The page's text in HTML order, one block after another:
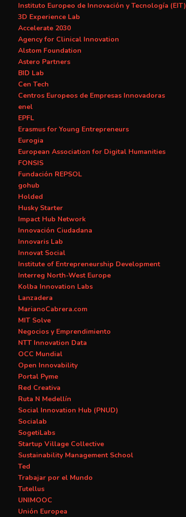
Instituto Europeo de Innovación y Tecnología (EIT)
3D Experience Lab
Accelerate 2030
Agency for Clinical Innovation
Alstom Foundation
Astero Partners
BID Lab
Cen Tech
Centros Europeos de Empresas Innovadoras
enel
EPFL
Erasmus for Young Entrepreneurs
Eurogia
European Association for Digital Humanities
FONSIS
Fundación REPSOL
gohub
Holded
Husky Starter
Impact Hub Network
Innovación Ciudadana
Innovaris Lab
Innovat Social
Institute of Entrepreneurship Development
Interreg North-West Europe
Kolba Innovation Labs
Lanzadera
MarianoCabrera.com
MIT Solve
Negocios y Emprendimiento
NTT Innovation Data
OCC Mundial
Open Innovability
Portal Pyme
Red Creativa
Ruta N Medellín
Social Innovation Hub (PNUD)
Socialab
SogetiLabs
Startup Village Collective
Sustainability Management School
Ted
Trabajar por el Mundo
Tutellus
UNIMOOC
Unión Europea